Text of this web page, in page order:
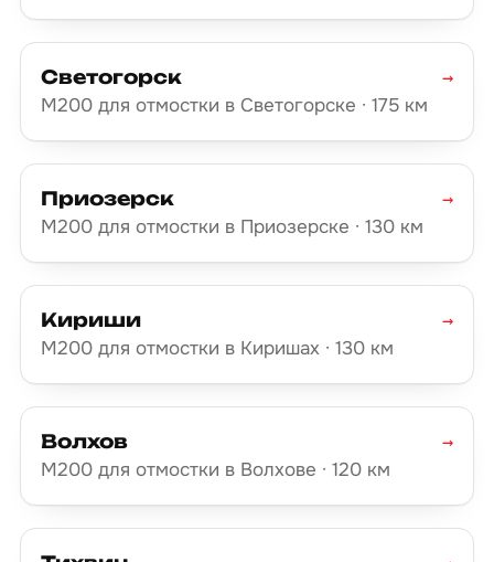
Светогорск
М200 для отмостки в Светогорске · 175 км
→
Приозерск
М200 для отмостки в Приозерске · 130 км
→
Кириши
М200 для отмостки в Киришах · 130 км
→
Волхов
М200 для отмостки в Волхове · 120 км
→